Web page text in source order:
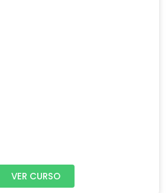
VER CURSO